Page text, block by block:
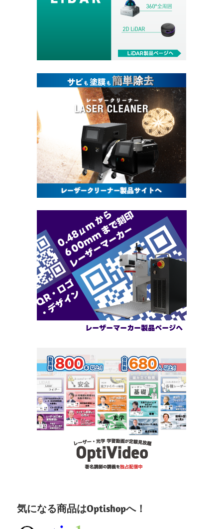
気になる商品はOptishopへ！